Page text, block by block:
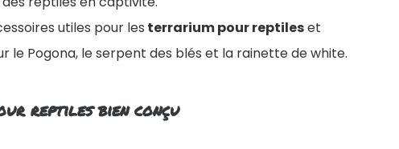
utiles pour les terrarium pour reptileset
le Pogona, le serpent des blés et la rainette de white.
reptiles bien conçu